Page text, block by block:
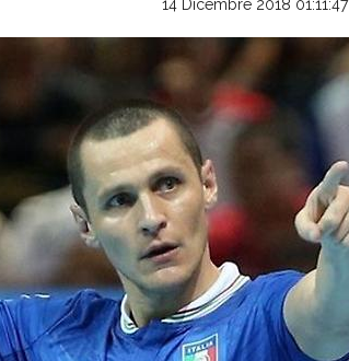
14 Dicembre 2018 01:11:47